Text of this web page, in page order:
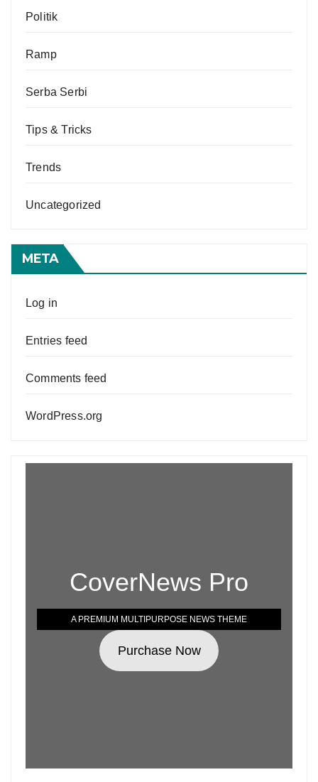
Politik
Ramp
Serba Serbi
Tips & Tricks
Trends
Uncategorized
META
Log in
Entries feed
Comments feed
WordPress.org
CoverNews Pro
A PREMIUM MULTIPURPOSE NEWS THEME
Purchase Now